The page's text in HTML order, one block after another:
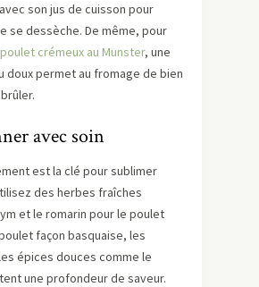
son jus de cuisson pour
se dessèche. De même, pour
crémeux au Munster, une
doux permet au fromage de bien
avec soin
est la clé pour sublimer
des herbes fraîches
et le romarin pour le poulet
façon basquaise, les
épices douces comme le
une profondeur de saveur.